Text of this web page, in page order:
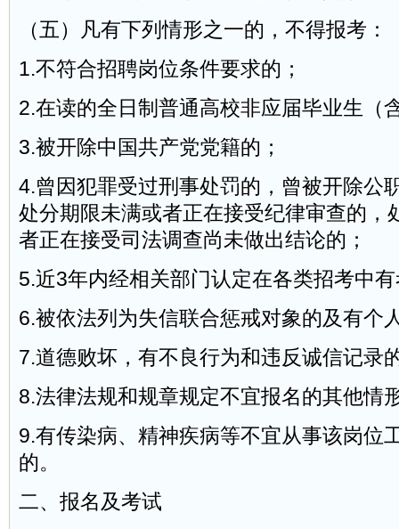
（五）凡有下列情形之一的，不得报考：
1.不符合招聘岗位条件要求的；
2.在读的全日制普通高校非应届毕业生（
3.被开除中国共产党党籍的；
4.曾因犯罪受过刑事处罚的，曾被开除公
处分期限未满或者正在接受纪律审查的，
者正在接受司法调查尚未做出结论的；
5.近3年内经相关部门认定在各类招考中
6.被依法列为失信联合惩戒对象的及有个
7.道德败坏，有不良行为和违反诚信记录
8.法律法规和规章规定不宜报名的其他情
9.有传染病、精神疾病等不宜从事该岗位
的。
二、报名及考试